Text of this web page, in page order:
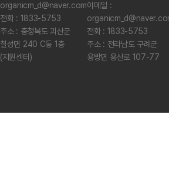
organicm_d@naver.com
전화 : 1833-5753
주소 : 충청북도 괴산군
칠성면 240 C동 1층
(지원센터)
이메일 :
전화 : 1833-5753
주소 : 전라남도 구례군
용방면 용산로 107-77